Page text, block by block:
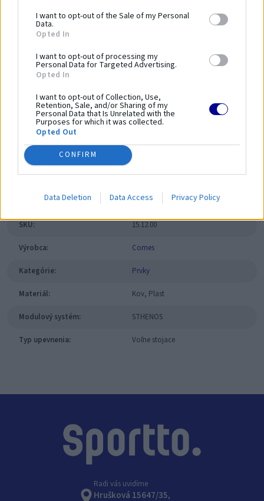
I want to opt-out of the Sale of my Personal
Data.
Opted In
I want to opt-out of processing my
Personal Data for Targeted Advertising.
Opted In
I want to opt-out of Collection, Use,
Retention, Sale, and/or Sharing of my
Personal Data that Is Unrelated with the
Purposes for which it was collected.
Opted Out
CONFIRM
Data Deletion Data Access Privacy Policy
Šírka zariadenia:
660 mm
Výška zariadenia:
Bezpečnostná norma:
PN-EN 16630:2015-06
Kapacita:
1 osoba
Veková kategória:
Výška voľného pádu:
1100 mm
Dĺžka bezpečnostnej zóny: 5250 mm
Šírka bezpečnostnej zóny:
3700 mm
Plocha bezpečnostnej zóny:-
Obvod bezpečnostnej zóny:
Parametre
SKU: 15.12.00
Výrobca: Comes
Kategórie: Prvky
Materiál: Kov, Plast
Modulový systém: STHENOS
Typ upevnenia: Voľne stojace
Radi vás uvidíme
Hrušková 15647/35,